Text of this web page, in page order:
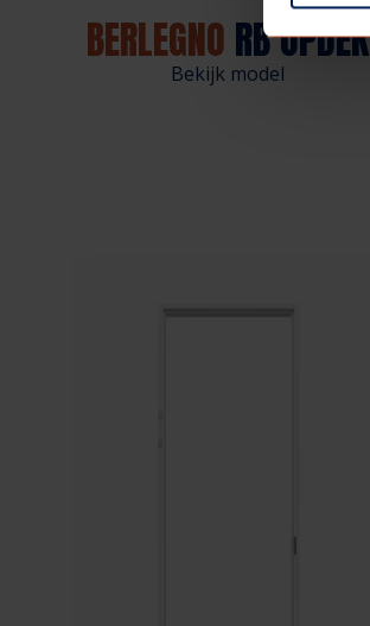
BERLEGNO RB OPDEK
Bekijk model